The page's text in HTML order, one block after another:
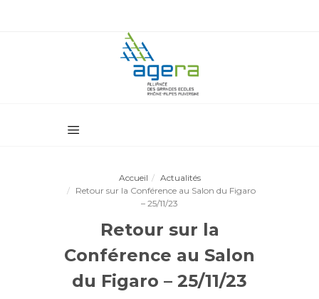
Accueil
Actualités
Retour sur la Conférence au Salon du Figaro
– 25/11/23
Retour sur la
Conférence au Salon
du Figaro – 25/11/23